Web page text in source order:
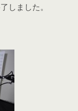
しました。